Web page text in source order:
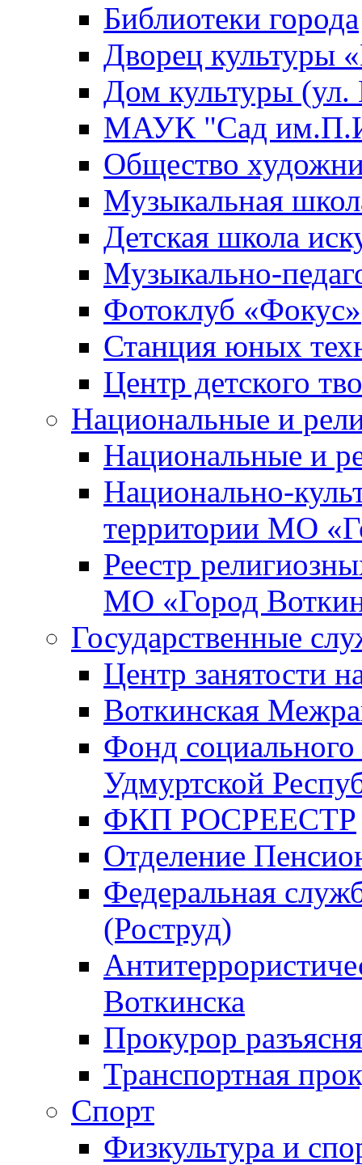
Библиотеки города
Дворец культуры
Дом культуры (ул.
МАУК "Сад
Общество
Музыкальная
Детская школа
Музыкально-
Фотоклуб «Фокус»
Станция юных
Центр детского
Национальные и
Национальные и
Национально-
территории МО
Реестр
МО «Город
Государственные
Центр занятости
Воткинская
Фонд
Удмуртской
ФКП РОСРЕЕСТР
Отделение
Федеральная
(Роструд)
Воткинска
Прокурор
Транспортная
Спорт
Физкультура и